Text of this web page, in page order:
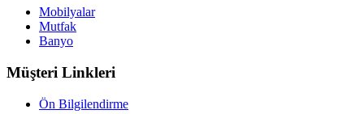
Mobilyalar
Mutfak
Banyo
Müşteri Linkleri
Ön Bilgilendirme